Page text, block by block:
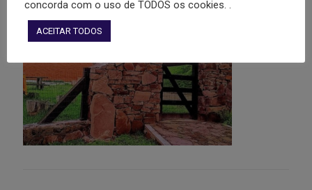
concorda com o uso de TODOS os cookies. .
ACEITAR TODOS